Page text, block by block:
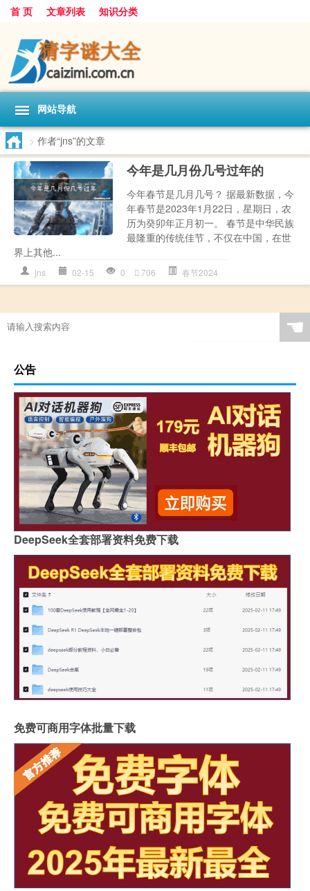
首 页 文章列表 知识分类
网站导航
> 作者“jns”的文章
今年是几月份几号过年的
今年春节是几月几号？ 据最新数据，今
年春节是2023年1月22日，星期日，农
历为癸卯年正月初一。 春节是中华民族
最隆重的传统佳节，不仅在中国，在世
界上其他...
jns 02-15 0 706 春节2024
☚
公告
DeepSeek全套部署资料免费下载
免费可商用字体批量下载